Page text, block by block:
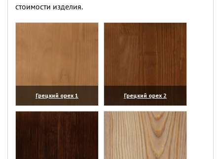
стоимости изделия.
Грецкий орех 1
(увеличить)
Грецкий орех 2
(увеличить)